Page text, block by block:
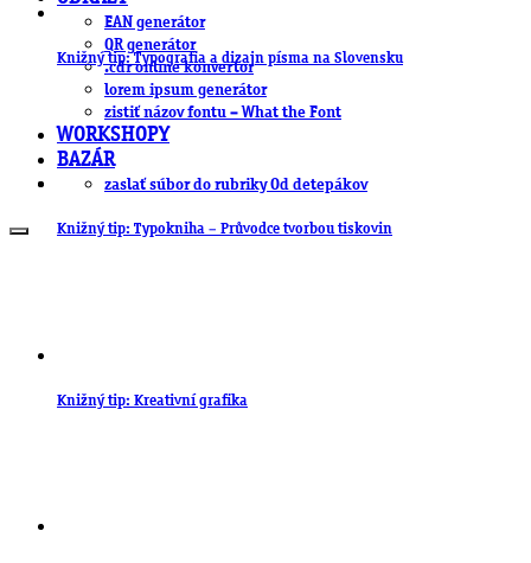
EAN generátor
QR generátor
.cdr online konvertor
lorem ipsum generátor
zistiť názov fontu – What the Font
WORKSHOPY
BAZÁR
zaslať súbor do rubriky Od detepákov
Knižný tip: Typografia a dizajn písma na Slovensku
Knižný tip: Typokniha – Průvodce tvorbou tiskovin
Knižný tip: Kreativní grafika